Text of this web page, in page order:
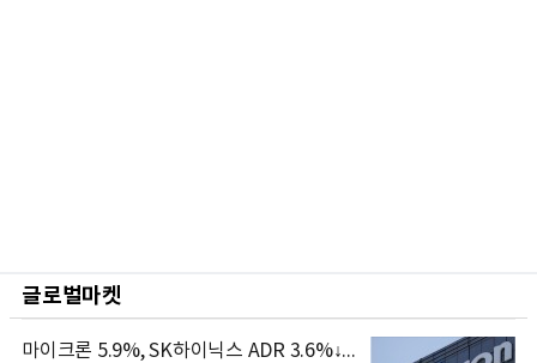
글로벌마켓
마이크론 5.9%, SK하이닉스 ADR 3.6%↓...